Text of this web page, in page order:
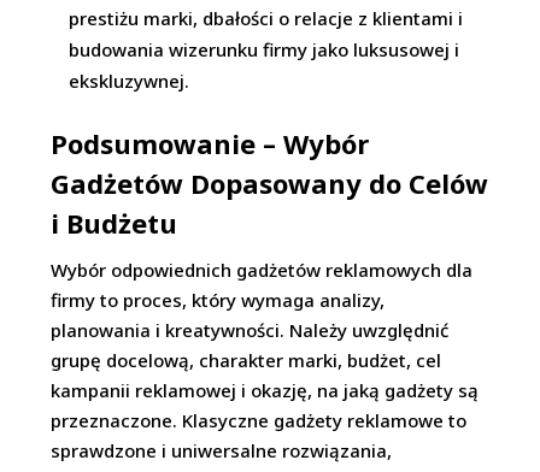
prestiżu marki, dbałości o relacje z klientami i
budowania wizerunku firmy jako luksusowej i
ekskluzywnej.
Podsumowanie – Wybór
Gadżetów Dopasowany do Celów
i Budżetu
Wybór odpowiednich gadżetów reklamowych dla
firmy to proces, który wymaga analizy,
planowania i kreatywności. Należy uwzględnić
grupę docelową, charakter marki, budżet, cel
kampanii reklamowej i okazję, na jaką gadżety są
przeznaczone. Klasyczne gadżety reklamowe to
sprawdzone i uniwersalne rozwiązania,